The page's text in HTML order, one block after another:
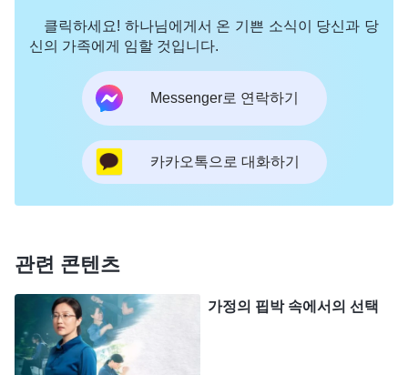
을 구하는지 보자면서 쌀쌀맞게 비웃는 거에요. 그러
니까 화도 나고 또 중국에 있는 형제자매들처럼 경찰
한테 잡혀갈까 봐 겁도 나더라구요. 그때 하나님 말
씀이 떠오르더라구요. 『사람의 마음과 영은 하나님
의 주관 속에 있으며, 사람의 모든 삶 역시 하나님이
지켜보는 가운데 이뤄진다. 네가 이 모든 것을 믿든
워지며 사라진다. 이것이 바로 하나님이 만물을 주재
하는 방식이다.』(＜말씀ㆍ1권 하나님의 현현과 사역ㆍ
하나님은 사람 생명의 근원이다＞ 중에서)
게 다 하나님께 달렸고 하나님께서 주관하시는 거죠.
클릭하세요! 하나님에게서 온 기쁜 소식이 당신과 당
신의 가족에게 임할 것입니다.
Messenger로 연락하기
카카오톡으로 대화하기
관련 콘텐츠
가정의 핍박 속에서의 선택